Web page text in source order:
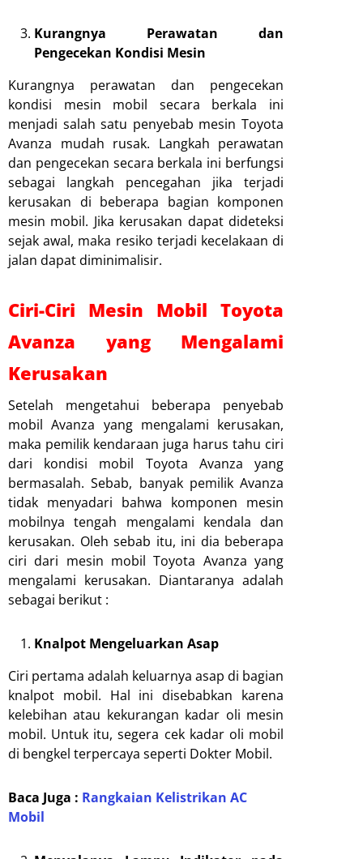
Kurangnya Perawatan dan
Pengecekan Kondisi Mesin
Kurangnya perawatan dan pengecekan
kondisi mesin mobil secara berkala ini
menjadi salah satu penyebab mesin Toyota
Avanza mudah rusak. Langkah perawatan
dan pengecekan secara berkala ini berfungsi
sebagai langkah pencegahan jika terjadi
kerusakan di beberapa bagian komponen
mesin mobil. Jika kerusakan dapat dideteksi
sejak awal, maka resiko terjadi kecelakaan di
jalan dapat diminimalisir.
Ciri-Ciri Mesin Mobil Toyota
Avanza yang Mengalami
Kerusakan
Setelah mengetahui beberapa penyebab
mobil Avanza yang mengalami kerusakan,
maka pemilik kendaraan juga harus tahu ciri
dari kondisi mobil Toyota Avanza yang
bermasalah. Sebab, banyak pemilik Avanza
tidak menyadari bahwa komponen mesin
mobilnya tengah mengalami kendala dan
kerusakan. Oleh sebab itu, ini dia beberapa
ciri dari mesin mobil Toyota Avanza yang
mengalami kerusakan. Diantaranya adalah
sebagai berikut :
Knalpot Mengeluarkan Asap
Ciri pertama adalah keluarnya asap di bagian
knalpot mobil. Hal ini disebabkan karena
kelebihan atau kekurangan kadar oli mesin
mobil. Untuk itu, segera cek kadar oli mobil
di bengkel terpercaya seperti Dokter Mobil.
Baca Juga : Rangkaian Kelistrikan AC
Mobil